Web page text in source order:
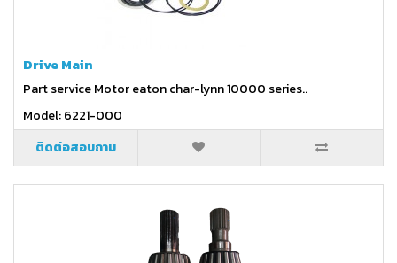
Drive Main
Part service Motor eaton char-lynn 10000 series..
Model: 6221-000
ติดต่อสอบถาม